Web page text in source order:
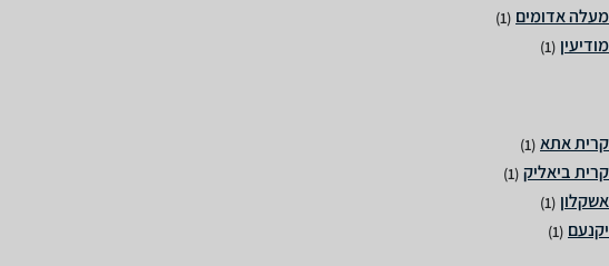
(1)
(1)
(1)
(1)
(1)
(1)